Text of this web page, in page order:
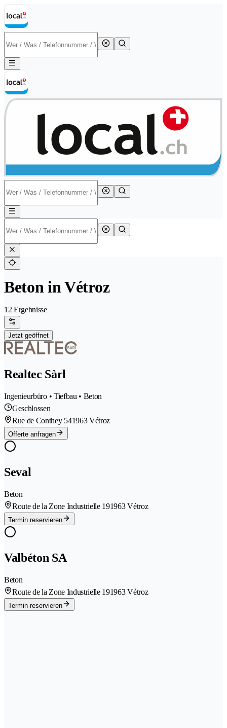
Beton in Vétroz
12 Ergebnisse
Jetzt geöffnet
Realtec Sàrl
Ingenieurbüro • Tiefbau • Beton
Geschlossen
Rue de Conthey 541963 Vétroz
Offerte anfragen
Seval
Beton
Route de la Zone Industrielle 191963 Vétroz
Termin reservieren
Valbéton SA
Beton
Route de la Zone Industrielle 191963 Vétroz
Termin reservieren